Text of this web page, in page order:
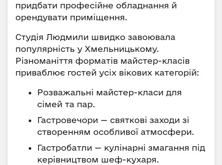
придбати професійне обладнання й
орендувати приміщення.
Студія Людмили швидко завоювала
популярність у Хмельницькому.
Різноманіття форматів майстер-класів
приваблює гостей усіх вікових категорій:
Розважальні майстер-класи для
сімей та пар.
Гастровечори — святкові заходи зі
створенням особливої атмосфери.
Гастробатли — кулінарні змагання під
керівництвом шеф-кухаря.